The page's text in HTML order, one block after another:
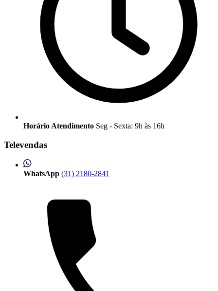
Horário Atendimento Seg - Sexta: 9h às 16h
Televendas
WhatsApp (31) 2180-2841